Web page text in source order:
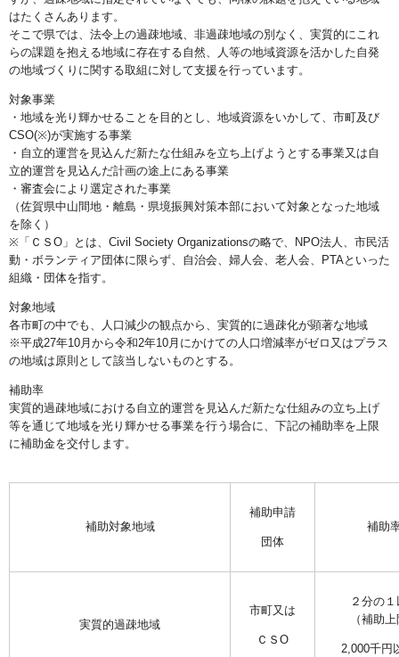
はたくさんあります。
そこで県では、法令上の過疎地域、非過疎地域の別なく、実質的にこれ
らの課題を抱える地域に存在する自然、人等の地域資源を活かした自発
の地域づくりに関する取組に対して支援を行っています。
対象事業
・地域を光り輝かせることを目的とし、地域資源をいかして、市町及び
CSO(※)が実施する事業
・自立的運営を見込んだ新たな仕組みを立ち上げようとする事業又は自
立的運営を見込んだ計画の途上にある事業
・審査会により選定された事業
（佐賀県中山間地・離島・県境振興対策本部において対象となった地域
を除く）
※「ＣＳО」とは、Civil Society Organizationsの略で、NPO法人、市民活
動・ボランティア団体に限らず、自治会、婦人会、老人会、PTAといった
組織・団体を指す。
対象地域
各市町の中でも、人口減少の観点から、実質的に過疎化が顕著な地域
※平成27年10月から令和2年10月にかけての人口増減率がゼロ又はプラス
の地域は原則として該当しないものとする。
補助率
実質的過疎地域における自立的運営を見込んだ新たな仕組みの立ち上げ
等を通じて地域を光り輝かせる事業を行う場合に、下記の補助率を上限
に補助金を交付します。
補助対象地域
補助申請
団体
補助
実質的過疎地域
市町又は
ＣＳО
２分の
（補助
2,000千円